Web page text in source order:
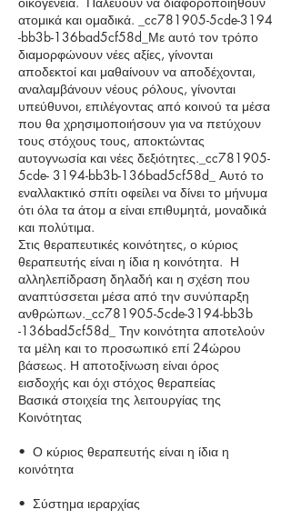
ατομικά και ομαδικά. _cc781905-5cde-3194
-bb3b-136bad5cf58d_Με αυτό τον τρόπο
διαμορφώνουν νέες αξίες, γίνονται
αποδεκτοί και μαθαίνουν να αποδέχονται,
αναλαμβάνουν νέους ρόλους, γίνονται
υπεύθυνοι, επιλέγοντας από κοινού τα μέσα
που θα χρησιμοποιήσουν για να πετύχουν
τους στόχους τους, αποκτώντας
αυτογνωσία και νέες δεξιότητες._cc781905-
5cde- 3194-bb3b-136bad5cf58d_ Αυτό το
εναλλακτικό σπίτι οφείλει να δίνει το μήνυμα
ότι όλα τα άτομ α είναι επιθυμητά, μοναδικά
και πολύτιμα.
Στις θεραπευτικές κοινότητες, ο κύριος
θεραπευτής είναι η ίδια η κοινότητα. Η
αλληλεπίδραση δηλαδή και η σχέση που
αναπτύσσεται μέσα από την συνύπαρξη
ανθρώπων._cc781905-5cde-3194-bb3b
-136bad5cf58d_ Την κοινότητα αποτελούν
τα μέλη και το προσωπικό επί 24ώρου
βάσεως. Η αποτοξίνωση είναι όρος
εισδοχής και όχι στόχος θεραπείας
Βασικά στοιχεία της λειτουργίας της
Κοινότητας
• Ο κύριος θεραπευτής είναι η ίδια η
κοινότητα
• Σύστημα ιεραρχίας